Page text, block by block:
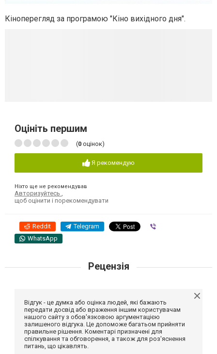
Кіноперегляд за програмою "Кіно вихідного дня".
Оцініть першим
(0 оцінок)
Я рекомендую
Ніхто ще не рекомендував
Авторизуйтесь ,
щоб оцінити і порекомендувати
Reddit Telegram
WhatsApp
Рецензія
Відгук - це думка або оцінка людей, які бажають
передати досвід або враження іншим користувачам
нашого сайту з обов'язковою аргументацією
залишеного відгука. Це допоможе багатьом прийняти
правильне рішення. Коментарі призначені для
спілкування та обговорення, а також для роз'яснення
питань, що цікавлять.